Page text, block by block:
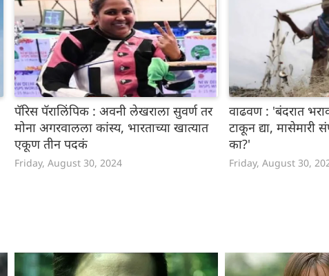
पॅरिस पॅरालिंपिक : अवनी लेखराला सुवर्ण तर
मोना अगरवालला कांस्य, भारताच्या खात्यात
एकूण तीन पदकं
Friday, August 30, 2024
वाढवण : 'बंदरात
टाकून द्या, मासेमारी
का?'
Friday, August 30,